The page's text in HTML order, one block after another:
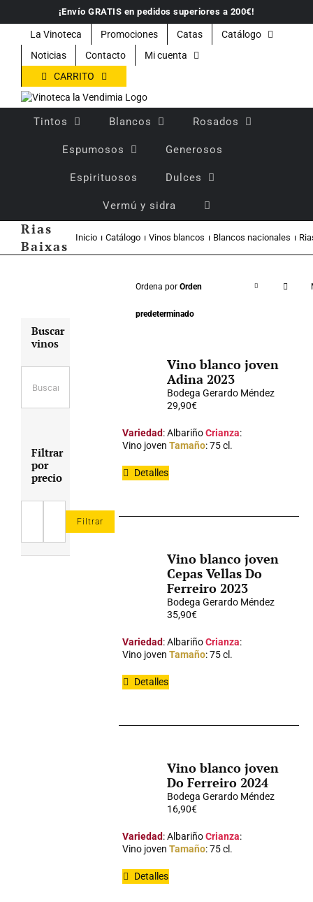
contenido
¡Envío GRATIS en pedidos superiores a 200€!
La Vinoteca Promociones Catas
Catálogo
Noticias
Contacto
Mi cuenta
CARRITO
Tintos Blancos Rosados
Espumosos Generosos
Espirituosos Dulces
Vermú y sidra
Rias
Baixas
Inicio Catálogo Vinos blancos Blancos nacionales
Ordena por Orden
predeterminado
Vino blanco joven
Adina 2023
Bodega Gerardo Méndez
29,90€
Variedad: AlbariñoCrianza:
Vino joven Tamaño: 75 cl.
Detalles
Vino blanco joven
Cepas Vellas Do
Ferreiro 2023
Bodega Gerardo Méndez
35,90€
Variedad: AlbariñoCrianza:
Vino joven Tamaño: 75 cl.
Detalles
Vino blanco joven
Do Ferreiro 2024
Bodega Gerardo Méndez
16,90€
Variedad: AlbariñoCrianza:
Vino joven Tamaño: 75 cl.
Detalles
Buscar
vinos
Filtrar
por
precio
mínimo
máximo
Filtrar